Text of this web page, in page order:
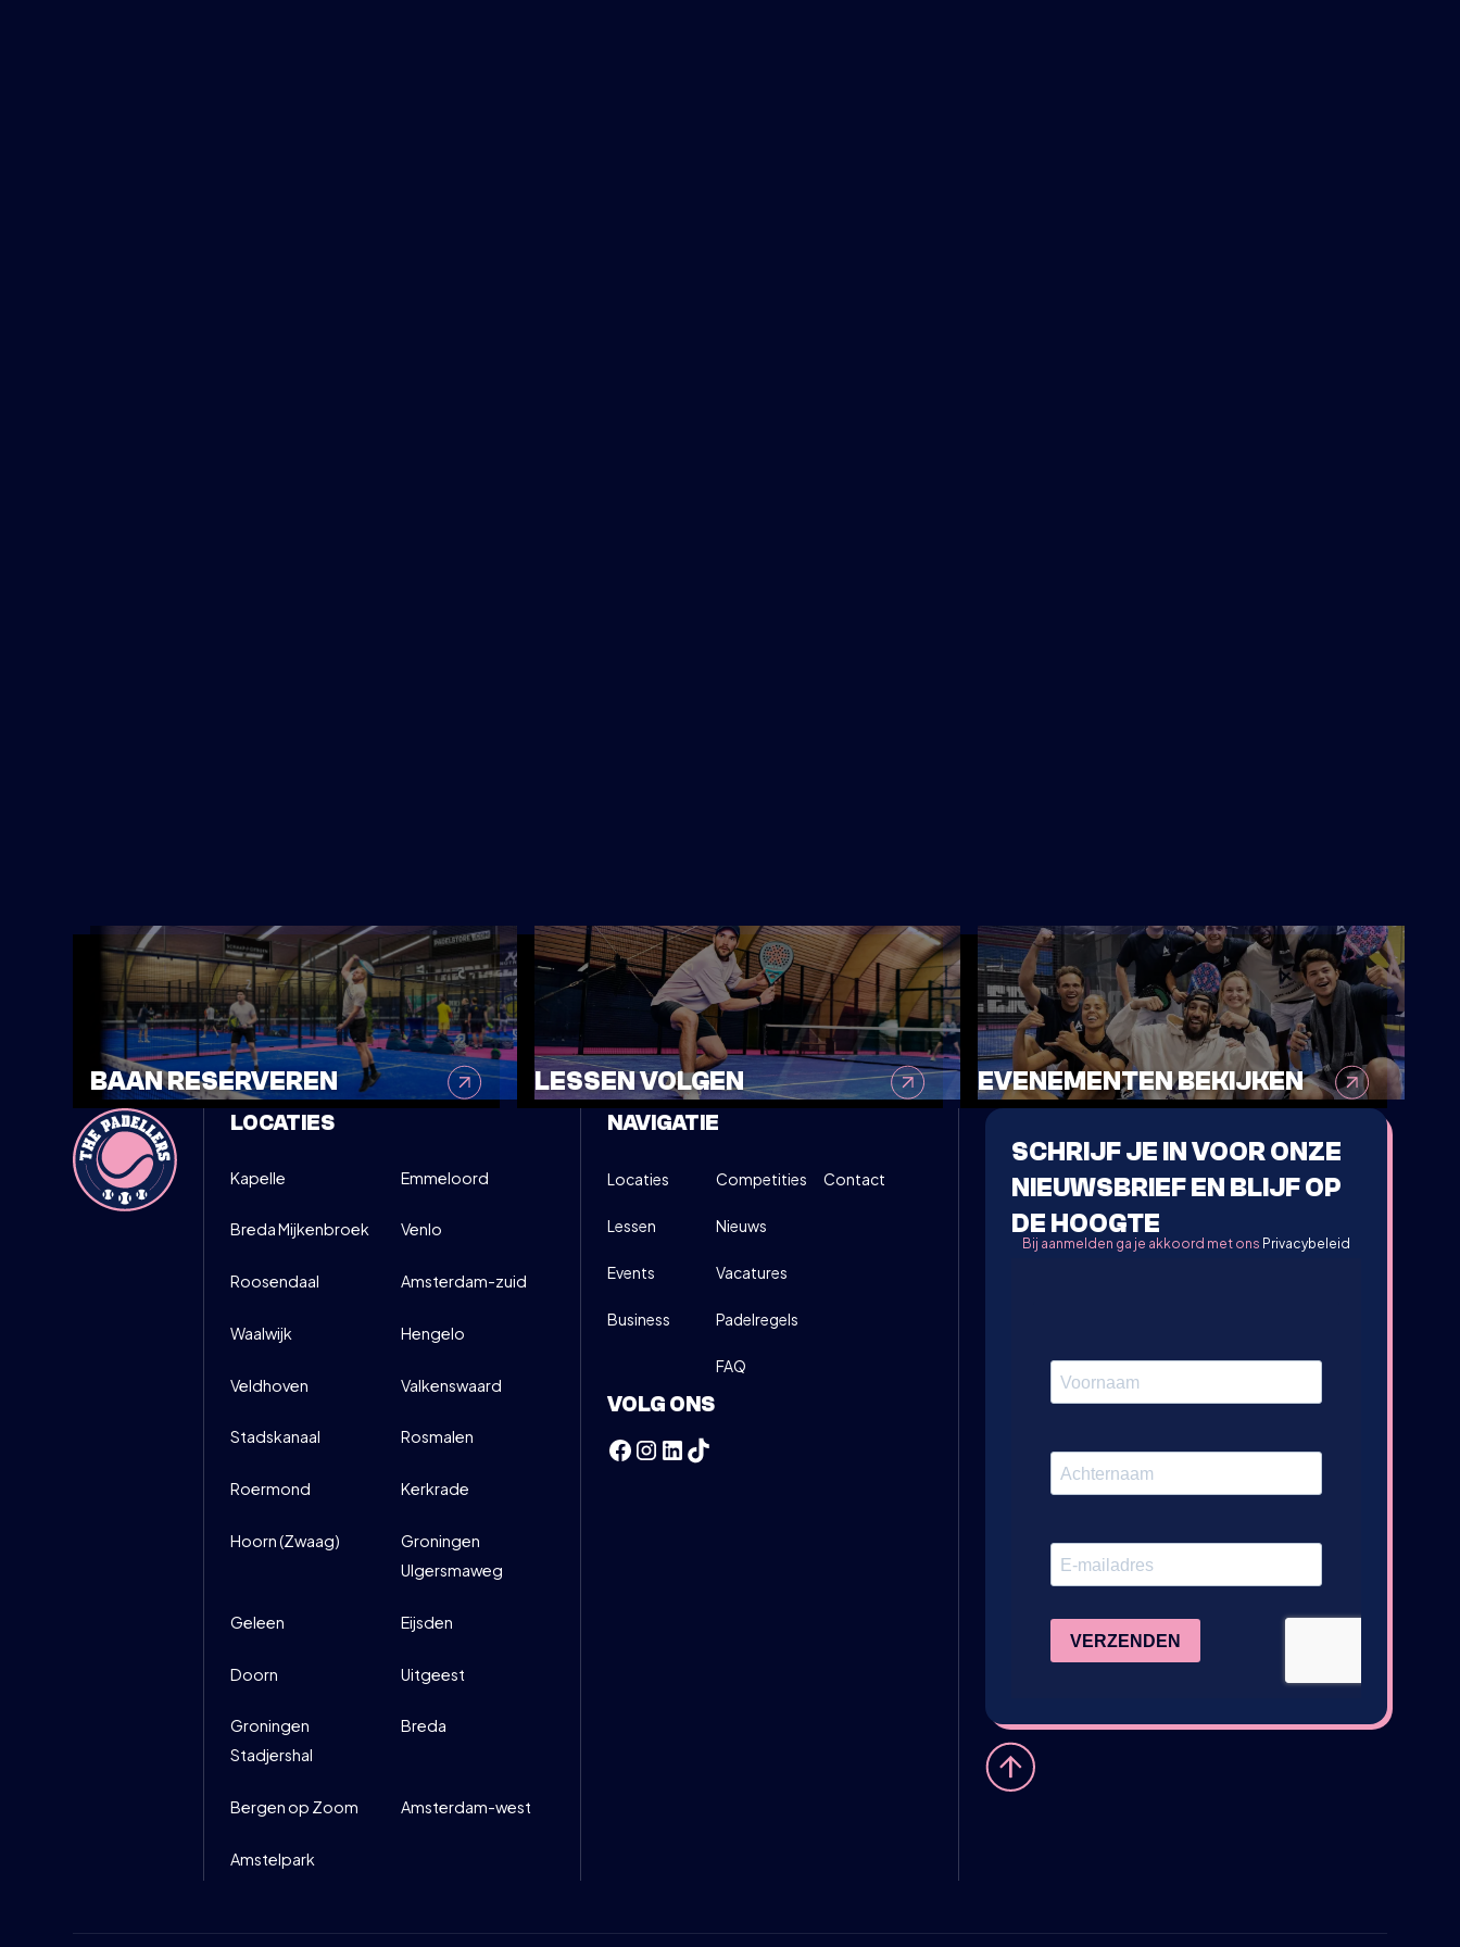
WOENSDAG
12
MAART
PADELCLINIC OUDER & KIND - BEGINNER
15:00-16:30
DIRECT INSCHRIJVEN INFO
BAAN RESERVEREN LESSEN VOLGEN EVENEMENTEN BEKIJKEN
LOCATIES
Kapelle Emmeloord
Breda Mijkenbroek Venlo
Roosendaal Amsterdam-zuid
Waalwijk Hengelo
Veldhoven Valkenswaard
Stadskanaal Rosmalen
Roermond Kerkrade
Hoorn (Zwaag)
Groningen
Ulgersmaweg
Geleen Eijsden
Doorn Uitgeest
Groningen
Stadjershal
Breda
Bergen op Zoom Amsterdam-west
Amstelpark
NAVIGATIE
Locaties
Lessen
Events
Business
Competities
Nieuws
Vacatures
Padelregels
FAQ
Contact
VOLG ONS
SCHRIJF JE IN VOOR ONZE
NIEUWSBRIEF EN BLIJF OP
DE HOOGTE
Bij aanmelden ga je akkoord met ons Privacybeleid